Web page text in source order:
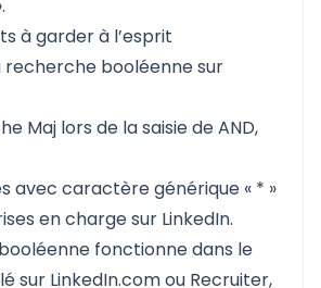
à garder à l’esprit
booléenne sur
Maj lors de la saisie de AND,
avec caractère générique « * »
en charge sur LinkedIn.
fonctionne dans le
sur LinkedIn.com ou Recruiter,